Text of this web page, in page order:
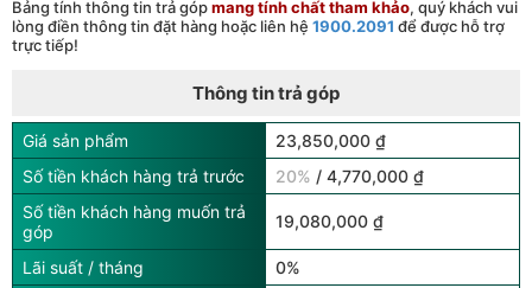
Bảng tính thông tin trả gópmang tính chất tham khảo, quý khách vui
lòng điền thông tin đặt hàng hoặc liên hệ 1900.2091 để được hỗ trợ
trực tiếp!
Thông tin trả góp
Giá sản phẩm
23,850,000 ₫
Số tiền khách hàng trả trước
20% / 4,770,000 ₫
Số tiền khách hàng muốn trả
góp
19,080,000 ₫
Lãi suất / tháng
0%